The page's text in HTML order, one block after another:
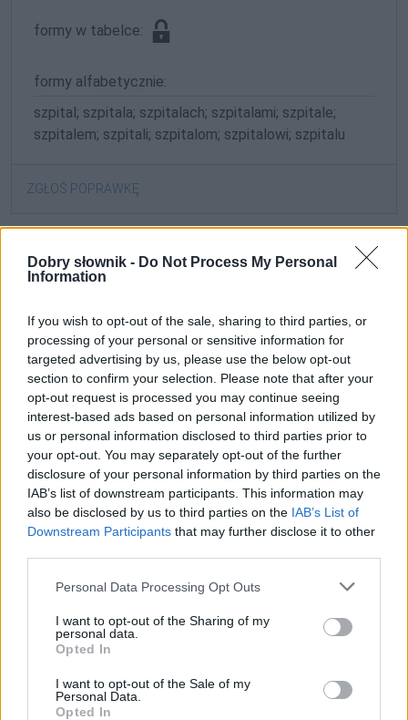
Dobry słownik - Do Not Process My Personal
Information
If you wish to opt-out of the sale, sharing to third parties, or
processing of your personal or sensitive information for
targeted advertising by us, please use the below opt-out
section to confirm your selection. Please note that after your
opt-out request is processed you may continue seeing
interest-based ads based on personal information utilized by
us or personal information disclosed to third parties prior to
your opt-out. You may separately opt-out of the further
disclosure of your personal information by third parties on the
IAB’s list of downstream participants. This information may
also be disclosed by us to third parties on the IAB’s List of
Downstream Participants that may further disclose it to other
Please note that this website/app uses one or more Google
not limited to your visit or usage behaviour. You may click to
grant or deny consent to Google and its third-party tags to
use your data for below specified purposes in below Google
consent section.
Personal Data Processing Opt Outs
I want to opt-out of the Sharing of my
personal data.
Opted In
I want to opt-out of the Sale of my
Personal Data.
Opted In
formy w tabelce:
formy alfabetycznie:
szpital; szpitala; szpitalach; szpitalami; szpitale;
szpitalem; szpitali; szpitalom; szpitalowi; szpitalu
ZGŁOŚ POPRAWKĘ
Pozostały wątpliwości? Brakuje czegoś w haśle?
Zobacz, co zyskują abonenci Dobrego słownika.
SPRAWDŹ
Znajdowaćczyznajdywać znajdywanie
Poprawna odmiana